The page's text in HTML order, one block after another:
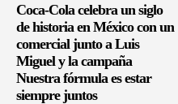
Coca-Cola celebra un siglo
de historia en México con un
comercial junto a Luis
Miguel y la campaña
Nuestra fórmula es estar
siempre juntos